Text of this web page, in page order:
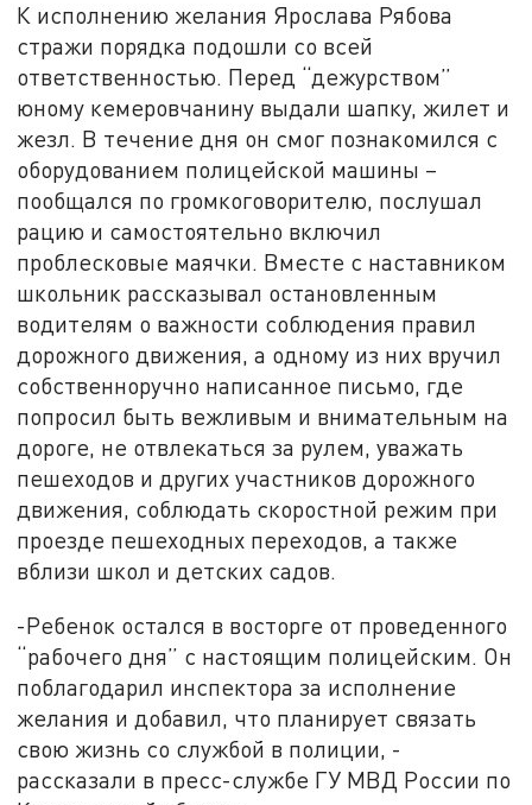
К исполнению желания Ярослава Рябова
стражи порядка подошли со всей
ответственностью. Перед “дежурством”
юному кемеровчанину выдали шапку, жилет и
жезл. В течение дня он смог познакомился с
оборудованием полицейской машины –
пообщался по громкоговорителю, послушал
рацию и самостоятельно включил
проблесковые маячки. Вместе с наставником
школьник рассказывал остановленным
водителям о важности соблюдения правил
дорожного движения, а одному из них вручил
собственноручно написанное письмо, где
попросил быть вежливым и внимательным на
дороге, не отвлекаться за рулем, уважать
пешеходов и других участников дорожного
движения, соблюдать скоростной режим при
проезде пешеходных переходов, а также
вблизи школ и детских садов.
-Ребенок остался в восторге от проведенного
“рабочего дня” с настоящим полицейским. Он
поблагодарил инспектора за исполнение
желания и добавил, что планирует связать
свою жизнь со службой в полиции, -
рассказали в пресс-службе ГУ МВД России по